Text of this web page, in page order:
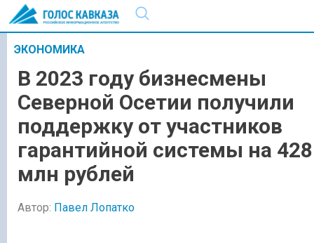
ЭКОНОМИКА
В 2023 году бизнесмены
Северной Осетии получили
поддержку от участников
гарантийной системы на 428
млн рублей
Автор: Павел Лопатко